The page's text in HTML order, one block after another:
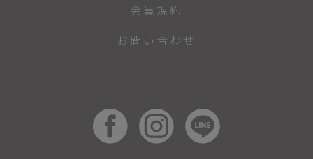
会員規約
お問い合わせ